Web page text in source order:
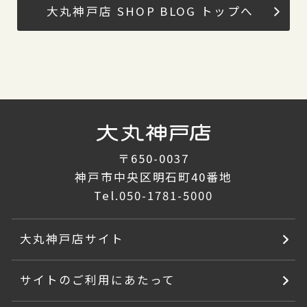
大丸神戸店 SHOP BLOG トップへ
〒650-0037
神戸市中央区明石町40番地
Tel.050-1781-5000
大丸神戸店サイト
サイトのご利用にあたって